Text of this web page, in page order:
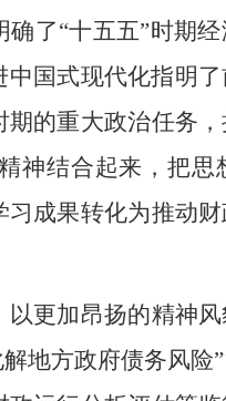
确了“十五五”时期
国式现代化指明
期的重大政治任务
神结合起来，把思
习成果转化为推动
更加昂扬的精神风
地方政府债务风险